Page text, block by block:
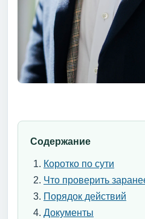
Содержание
Коротко по сути
Что проверить
Порядок действий
Документы